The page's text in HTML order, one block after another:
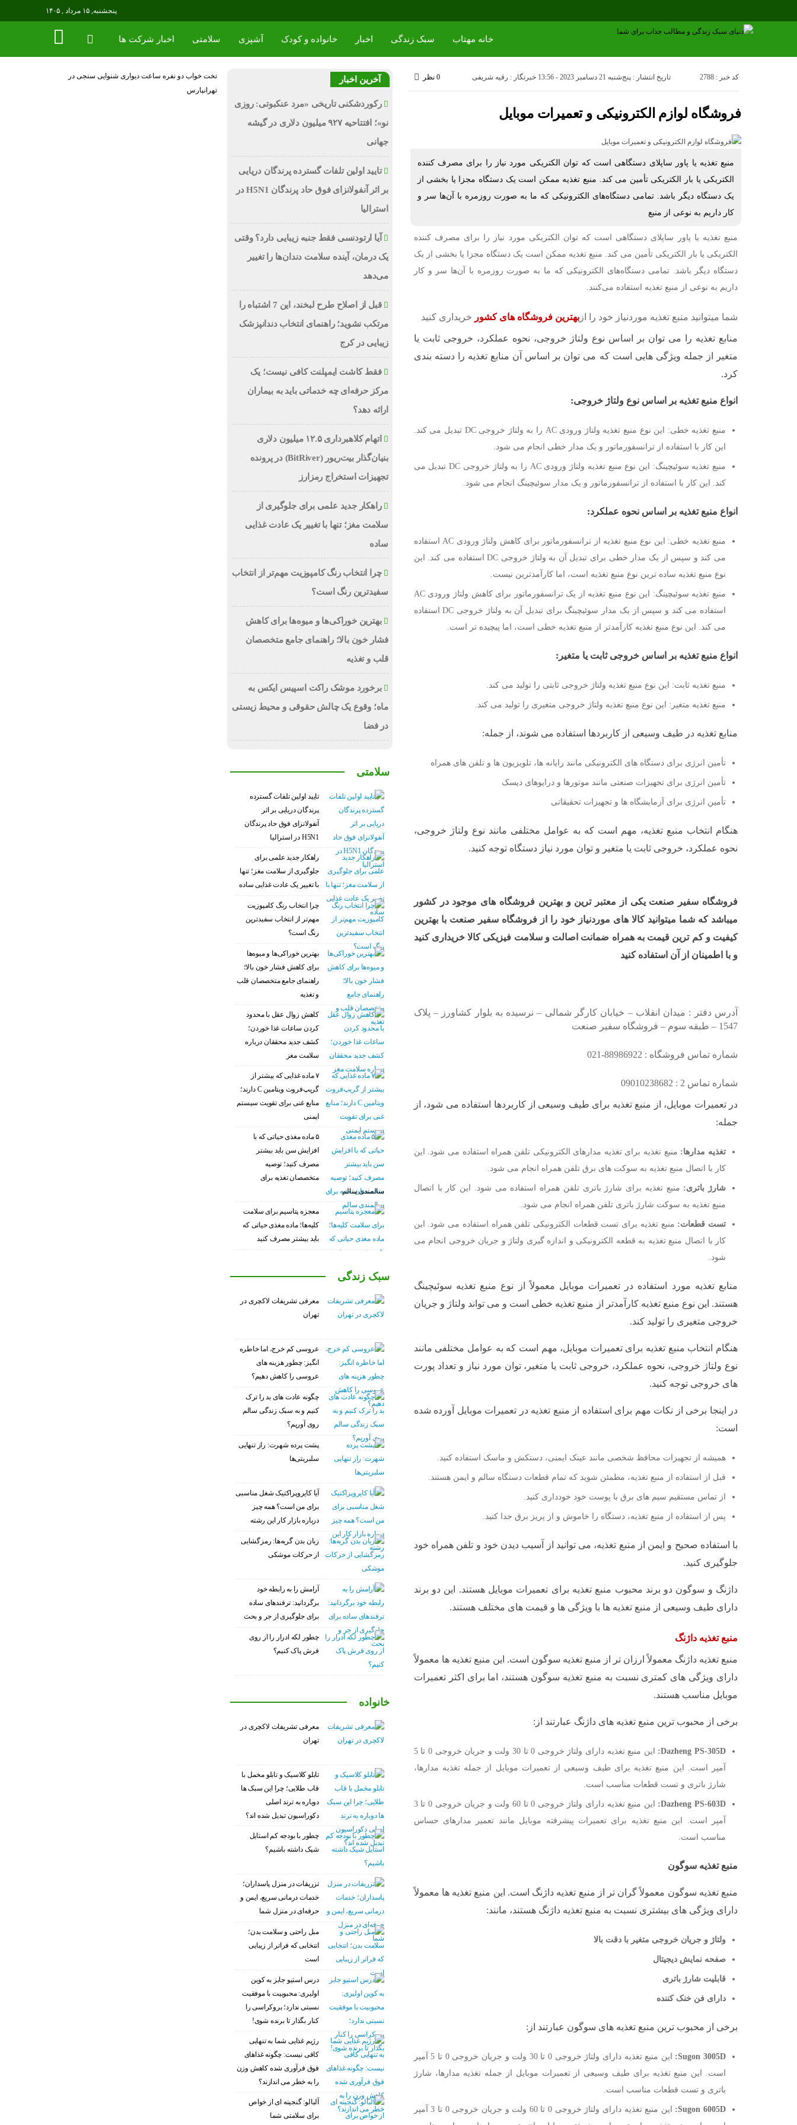
پنجشنبه, ۱۵ مرداد , ۱۴۰۵
خانه مهتاب سبک زندگی اخبار خانواده و کودک آشپزی سلامتی اخبار شرکت ها
تاریخ انتشار : پنج‌شنبه 21 دسامبر 2023 - 13:56 خبرنگار : رقیه شریفی کد خبر : 2788 0 نظر
فروشگاه لوازم الکترونیکی و تعمیرات موبایل
منبع تغذیه یا پاور ساپلای دستگاهی است که توان الکتریکی مورد نیاز را برای مصرف کننده
الکتریکی یا بار الکتریکی تأمین می کند. منبع تغذیه ممکن است یک دستگاه مجزا یا بخشی از
یک دستگاه دیگر باشد. تمامی دستگاه‌های الکترونیکی که ما به صورت روزمره با آن‌ها سر و
کار داریم به نوعی از منبع
منبع تغذیه یا پاور ساپلای دستگاهی است که توان الکتریکی مورد نیاز را برای مصرف کننده
الکتریکی یا بار الکتریکی تأمین می کند. منبع تغذیه ممکن است یک دستگاه مجزا یا بخشی از یک
دستگاه دیگر باشد. تمامی دستگاه‌های الکترونیکی که ما به صورت روزمره با آن‌ها سر و کار
داریم به نوعی از منبع تغذیه استفاده می‌کنند.
شما میتوانید منبع تغذیه موردنیاز خود را از بهترین فروشگاه های کشور خریداری کنید
منابع تغذیه را می توان بر اساس نوع ولتاژ خروجی، نحوه عملکرد، خروجی ثابت یا
متغیر از جمله ویژگی هایی است که می توان بر اساس آن منابع تغذیه را دسته بندی
کرد.
انواع منبع تغذیه بر اساس نوع ولتاژ خروجی:
منبع تغذیه خطی: این نوع منبع تغذیه ولتاژ ورودی AC را به ولتاژ خروجی DC تبدیل می کند.
این کار با استفاده از ترانسفورماتور و یک مدار خطی انجام می شود.
منبع تغذیه سوئیچینگ: این نوع منبع تغذیه ولتاژ ورودی AC را به ولتاژ خروجی DC تبدیل می
کند. این کار با استفاده از ترانسفورماتور و یک مدار سوئیچینگ انجام می شود.
انواع منبع تغذیه بر اساس نحوه عملکرد:
منبع تغذیه خطی: این نوع منبع تغذیه از ترانسفورماتور برای کاهش ولتاژ ورودی AC استفاده
می کند و سپس از یک مدار خطی برای تبدیل آن به ولتاژ خروجی DC استفاده می کند. این
نوع منبع تغذیه ساده ترین نوع منبع تغذیه است، اما کارآمدترین نیست.
منبع تغذیه سوئیچینگ: این نوع منبع تغذیه از یک ترانسفورماتور برای کاهش ولتاژ ورودی AC
استفاده می کند و سپس از یک مدار سوئیچینگ برای تبدیل آن به ولتاژ خروجی DC استفاده
می کند. این نوع منبع تغذیه کارآمدتر از منبع تغذیه خطی است، اما پیچیده تر است.
انواع منبع تغذیه بر اساس خروجی ثابت یا متغیر:
منبع تغذیه ثابت: این نوع منبع تغذیه ولتاژ خروجی ثابتی را تولید می کند.
منبع تغذیه متغیر: این نوع منبع تغذیه ولتاژ خروجی متغیری را تولید می کند.
منابع تغذیه در طیف وسیعی از کاربردها استفاده می شوند، از جمله:
تأمین انرژی برای دستگاه های الکترونیکی مانند رایانه ها، تلویزیون ها و تلفن های همراه
تأمین انرژی برای تجهیزات صنعتی مانند موتورها و درایوهای دیسک
تأمین انرژی برای آزمایشگاه ها و تجهیزات تحقیقاتی
هنگام انتخاب منبع تغذیه، مهم است که به عوامل مختلفی مانند نوع ولتاژ خروجی،
نحوه عملکرد، خروجی ثابت یا متغیر و توان مورد نیاز دستگاه توجه کنید.
فروشگاه سفیر صنعت یکی از معتبر ترین و بهترین فروشگاه های موجود در کشور
میباشد که شما میتوانید کالا های موردنیاز خود را از فروشگاه سفیر صنعت با بهترین
کیفیت و کم ترین قیمت به همراه ضمانت اصالت و سلامت فیزیکی کالا خریداری کنید
و با اطمینان از آن استفاده کنید
آدرس دفتر : میدان انقلاب – خیابان کارگر شمالی – نرسیده به بلوار کشاورز – پلاک
1547 – طبقه سوم – فروشگاه سفیر صنعت
شماره تماس فروشگاه : 88986922-021
شماره تماس 2 : 09010238682
در تعمیرات موبایل، از منبع تغذیه برای طیف وسیعی از کاربردها استفاده می شود، از
جمله:
تغذیه مدارها: منبع تغذیه برای تغذیه مدارهای الکترونیکی تلفن همراه استفاده می شود. این
کار با اتصال منبع تغذیه به سوکت های برق تلفن همراه انجام می شود.
شارژ باتری: منبع تغذیه برای شارژ باتری تلفن همراه استفاده می شود. این کار با اتصال
منبع تغذیه به سوکت شارژ باتری تلفن همراه انجام می شود.
تست قطعات: منبع تغذیه برای تست قطعات الکترونیکی تلفن همراه استفاده می شود. این
کار با اتصال منبع تغذیه به قطعه الکترونیکی و اندازه گیری ولتاژ و جریان خروجی انجام می
شود.
منابع تغذیه مورد استفاده در تعمیرات موبایل معمولاً از نوع منبع تغذیه سوئیچینگ
هستند. این نوع منبع تغذیه کارآمدتر از منبع تغذیه خطی است و می تواند ولتاژ و جریان
خروجی متغیری را تولید کند.
هنگام انتخاب منبع تغذیه برای تعمیرات موبایل، مهم است که به عوامل مختلفی مانند
نوع ولتاژ خروجی، نحوه عملکرد، خروجی ثابت یا متغیر، توان مورد نیاز و تعداد پورت
های خروجی توجه کنید.
در اینجا برخی از نکات مهم برای استفاده از منبع تغذیه در تعمیرات موبایل آورده شده
است:
همیشه از تجهیزات محافظ شخصی مانند عینک ایمنی، دستکش و ماسک استفاده کنید.
قبل از استفاده از منبع تغذیه، مطمئن شوید که تمام قطعات دستگاه سالم و ایمن هستند.
از تماس مستقیم سیم های برق با پوست خود خودداری کنید.
پس از استفاده از منبع تغذیه، دستگاه را خاموش و از پریز برق جدا کنید.
با استفاده صحیح و ایمن از منبع تغذیه، می توانید از آسیب دیدن خود و تلفن همراه خود
جلوگیری کنید.
داژنگ و سوگون دو برند محبوب منبع تغذیه برای تعمیرات موبایل هستند. این دو برند
دارای طیف وسیعی از منبع تغذیه ها با ویژگی ها و قیمت های مختلف هستند.
منبع تغذیه داژنگ
منبع تغذیه داژنگ معمولاً ارزان تر از منبع تغذیه سوگون است. این منبع تغذیه ها معمولاً
دارای ویژگی های کمتری نسبت به منبع تغذیه سوگون هستند، اما برای اکثر تعمیرات
موبایل مناسب هستند.
برخی از محبوب ترین منبع تغذیه های داژنگ عبارتند از:
Dazheng PS-305D:
این منبع تغذیه دارای ولتاژ خروجی 0 تا 30 ولت و جریان خروجی 0 تا 5
آمپر است. این منبع تغذیه برای طیف وسیعی از تعمیرات موبایل از جمله تغذیه مدارها،
شارژ باتری و تست قطعات مناسب است.
Dazheng PS-603D:
این منبع تغذیه دارای ولتاژ خروجی 0 تا 60 ولت و جریان خروجی 0 تا 3
آمپر است. این منبع تغذیه برای تعمیرات پیشرفته موبایل مانند تعمیر مدارهای حساس
مناسب است.
منبع تغذیه سوگون
منبع تغذیه سوگون معمولاً گران تر از منبع تغذیه داژنگ است. این منبع تغذیه ها معمولاً
دارای ویژگی های بیشتری نسبت به منبع تغذیه داژنگ هستند، مانند:
ولتاژ و جریان خروجی متغیر با دقت بالا
صفحه نمایش دیجیتال
قابلیت شارژ باتری
دارای فن خنک کننده
برخی از محبوب ترین منبع تغذیه های سوگون عبارتند از:
Sugon 3005D:
این منبع تغذیه دارای ولتاژ خروجی 0 تا 30 ولت و جریان خروجی 0 تا 5 آمپر
است. این منبع تغذیه برای طیف وسیعی از تعمیرات موبایل از جمله تغذیه مدارها، شارژ
باتری و تست قطعات مناسب است.
Sugon 6005D:
این منبع تغذیه دارای ولتاژ خروجی 0 تا 60 ولت و جریان خروجی 0 تا 3 آمپر
آخرین اخبار
رکوردشکنی تاریخی «مرد عنکبوتی: روزی
نو»؛ افتتاحیه ۹۲۷ میلیون دلاری در گیشه
جهانی
تایید اولین تلفات گسترده پرندگان دریایی
بر اثر آنفولانزای فوق حاد پرندگان H5N1 در
استرالیا
آیا ارتودنسی فقط جنبه زیبایی دارد؟ وقتی
یک درمان، آینده سلامت دندان‌ها را تغییر
می‌دهد
قبل از اصلاح طرح لبخند، این 7 اشتباه را
مرتکب نشوید؛ راهنمای انتخاب دندانپزشک
زیبایی در کرج
فقط کاشت ایمپلنت کافی نیست؛ یک
مرکز حرفه‌ای چه خدماتی باید به بیماران
ارائه دهد؟
اتهام کلاهبرداری ۱۲.۵ میلیون دلاری
بنیان‌گذار بیت‌ریور (BitRiver) در پرونده
تجهیزات استخراج رمزارز
راهکار جدید علمی برای جلوگیری از
سلامت مغز؛ تنها با تغییر یک عادت غذایی
ساده
چرا انتخاب رنگ کامپوزیت مهم‌تر از انتخاب
سفیدترین رنگ است؟
بهترین خوراکی‌ها و میوه‌ها برای کاهش
فشار خون بالا؛ راهنمای جامع متخصصان
قلب و تغذیه
برخورد موشک راکت اسپیس ایکس به
ماه؛ وقوع یک چالش حقوقی و محیط زیستی
در فضا
سلامتی
تایید اولین تلفات گسترده
پرندگان دریایی بر اثر
آنفولانزای فوق حاد پرندگان
H5N1 در استرالیا
راهکار جدید علمی برای
جلوگیری از سلامت مغز؛ تنها
با تغییر یک عادت غذایی ساده
چرا انتخاب رنگ کامپوزیت
مهم‌تر از انتخاب سفیدترین
رنگ است؟
بهترین خوراکی‌ها و میوه‌ها
برای کاهش فشار خون بالا؛
راهنمای جامع متخصصان قلب
و تغذیه
کاهش زوال عقل با محدود
کردن ساعات غذا خوردن؛
کشف جدید محققان درباره
سلامت مغز
۷ ماده غذایی که بیشتر از
گریپ‌فروت ویتامین C دارند؛
منابع غنی برای تقویت سیستم
ایمنی
۵ ماده مغذی حیاتی که با
افزایش سن باید بیشتر
مصرف کنید؛ توصیه
متخصصان تغذیه برای
سالمندی سالم
معجزه پتاسیم برای سلامت
کلیه‌ها؛ ماده مغذی حیاتی که
باید بیشتر مصرف کنید
سبک زندگی
معرفی تشریفات لاکچری در
تهران
عروسی کم خرج، اما خاطره
انگیز: چطور هزینه های
عروسی را کاهش دهیم؟
چگونه عادت‌ های بد را ترک
کنیم و به سبک زندگی سالم
روی آوریم؟
پشت پرده شهرت: راز تنهایی
سلبریتی‌ها
آیا کایروپراکتیک شغل مناسبی
برای من است؟ همه چیز
درباره بازار کار این رشته
زبان بدن گربه‌ها: رمزگشایی
از حرکات موشکی
آرامش را به رابطه خود
برگردانید: ترفندهای ساده
برای جلوگیری از جر و بحث
چطور لکه ادرار را از روی
فرش پاک کنیم؟
خانواده
معرفی تشریفات لاکچری در
تهران
تابلو کلاسیک و تابلو مخمل با
قاب طلایی؛ چرا این سبک ها
دوباره به ترند اصلی
دکوراسیون تبدیل شده اند؟
چطور با بودجه کم استایل
شیک داشته باشیم؟
تزریقات در منزل پاسداران؛
خدمات درمانی سریع، ایمن و
حرفه‌ای در منزل شما
مبل راحتی و سلامت بدن؛
انتخابی که فراتر از زیبایی
است
درس استیو جابز به کوین
اولیری: محبوبیت با موفقیت
نسبتی ندارد؛ بروکراسی را
کنار بگذار تا برنده شوی!
رژیم غذایی شما به تنهایی
کافی نیست: چگونه غذاهای
فوق فرآوری شده کاهش وزن
را به خطر می اندازند؟
آلبالو: گنجینه ای از خواص
برای سلامتی شما
تخت خواب دو نفرهساعت دیواریشنوایی سنجی در
تهرانپارس